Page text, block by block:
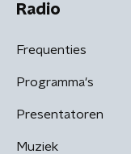
Radio
Frequenties
Programma's
Presentatoren
Muziek